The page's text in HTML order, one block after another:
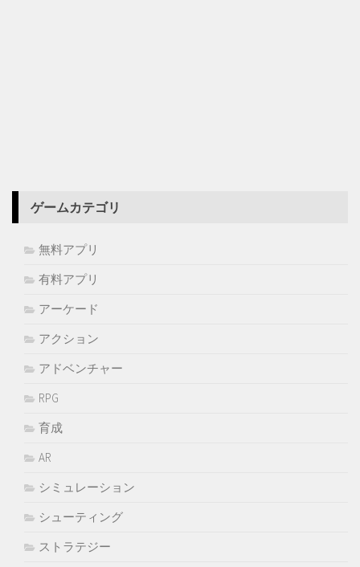
ゲームカテゴリ
無料アプリ
有料アプリ
アーケード
アクション
アドベンチャー
RPG
育成
AR
シミュレーション
シューティング
ストラテジー